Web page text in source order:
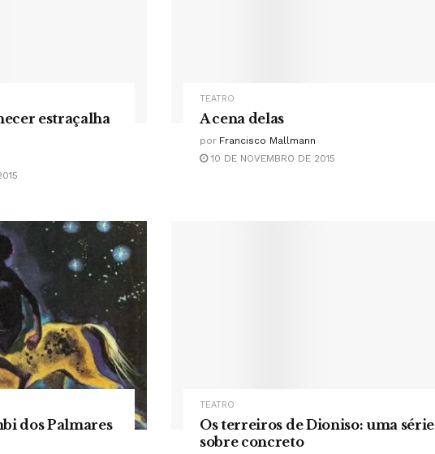
estraçalha
TEATRO
A cena delas
por Francisco Mallmann
10 DE NOVEMBRO DE 2015
dos Palmares
TEATRO
Os terreiros de Dioniso: uma série
sobre concreto